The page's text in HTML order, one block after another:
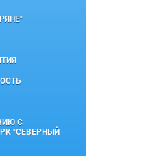
С
"СЕВЕРНЫЙ